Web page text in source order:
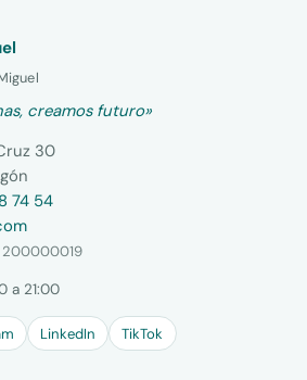
creamos futuro»
30
74 54
200000019
a 21:00
LinkedIn TikTok